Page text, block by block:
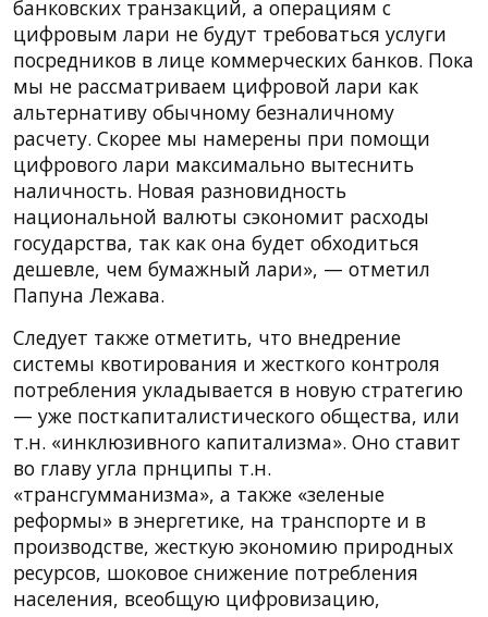
банковских транзакций, а операциям с
цифровым лари не будут требоваться услуги
посредников в лице коммерческих банков. Пока
мы не рассматриваем цифровой лари как
альтернативу обычному безналичному
расчету. Скорее мы намерены при помощи
цифрового лари максимально вытеснить
наличность. Новая разновидность
национальной валюты сэкономит расходы
государства, так как она будет обходиться
дешевле, чем бумажный лари», — отметил
Папуна Лежава.
Следует также отметить, что внедрение
системы квотирования и жесткого контроля
потребления укладывается в новую стратегию
— уже посткапиталистического общества, или
т.н. «инклюзивного капитализма». Оно ставит
во главу угла прнципы т.н.
«трансгумманизма», а также «зеленые
реформы» в энергетике, на транспорте и в
производстве, жесткую экономию природных
ресурсов, шоковое снижение потребления
населения, всеобщую цифровизацию,